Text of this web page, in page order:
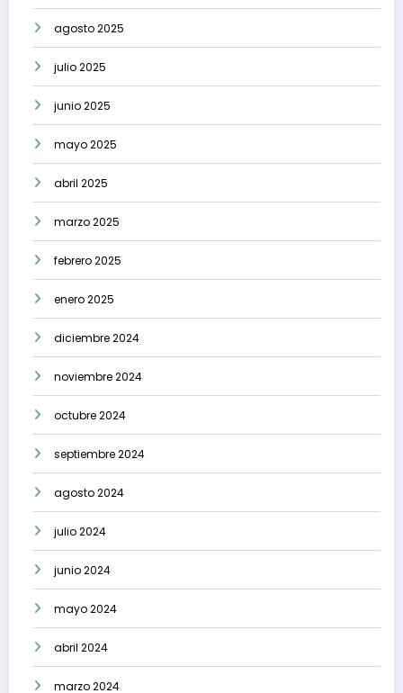
agosto 2025
julio 2025
junio 2025
mayo 2025
abril 2025
marzo 2025
febrero 2025
enero 2025
diciembre 2024
noviembre 2024
octubre 2024
septiembre 2024
agosto 2024
julio 2024
junio 2024
mayo 2024
abril 2024
marzo 2024